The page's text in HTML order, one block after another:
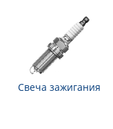
Свеча зажигания